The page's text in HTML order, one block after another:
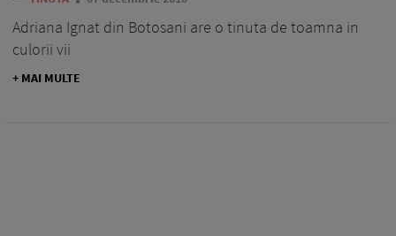
Adriana Ignat din Botosani are o tinuta de toamna in
culorii vii
+ MAI MULTE